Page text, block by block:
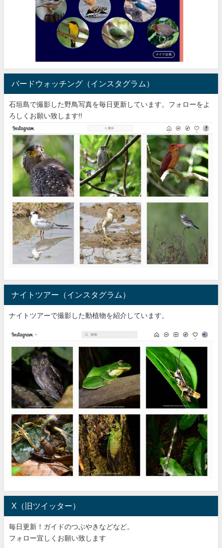
バードウォッチング（インスタグラム）
石垣島で撮影した野鳥写真を毎日更新しています。フォローをよ
ろしくお願い致します!!
ナイトツアー（インスタグラム）
ナイトツアーで撮影した動植物を紹介しています。
X（旧ツイッター）
毎日更新！ガイドのつぶやきなどなど。
フォロー宜しくお願い致します